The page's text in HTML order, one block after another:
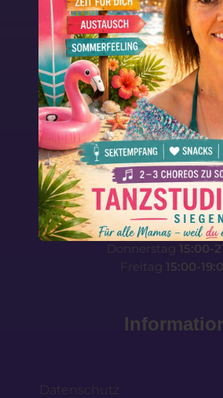
Montag15:30-
Dienstag 15:30-
Mittwoch15:00-
Donnerstag 15:00-
Freitag 15:00-
Datenschutz